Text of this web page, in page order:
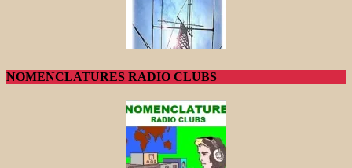
NOMENCLATURES RADIO CLUBS